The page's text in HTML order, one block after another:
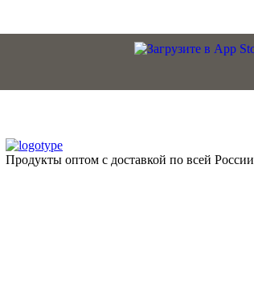
Продукты оптом с доставкой по всей России